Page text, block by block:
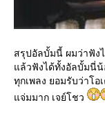
สรุปอัลบั้มนี้ ผมว่าฟัง
ล้วฟังได้ทั้งอัลบั้มนี่น้
ทุกเพลง ยอมรับว่าโอเ
จ่มมาก เจย์โชว